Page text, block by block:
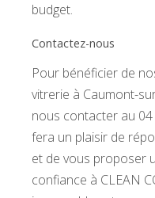
budget.
Contactez-nous
Pour bénéficier de
vitrerie à Caumont-
nous contacter au
fera un plaisir de
et de vous proposer
confiance à CLEAN